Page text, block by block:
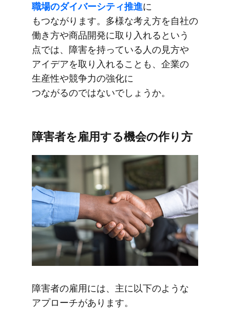
職場の​ダイバーシティ推進に​
もつながります。​多様な​考え方を​自社の​
働き方や​商品開発に​取り入れると​いう​
点では、​障害を​持っている​人の​見方や​
アイデアを​取り入れる​ことも、​企業の​
生産性や​競争力の​強化に​
つながるのではないでしょうか。
障害者を​雇用する​機会の​作り方
障害者の​雇用には、​主に​以下のような​
アプローチが​あります。